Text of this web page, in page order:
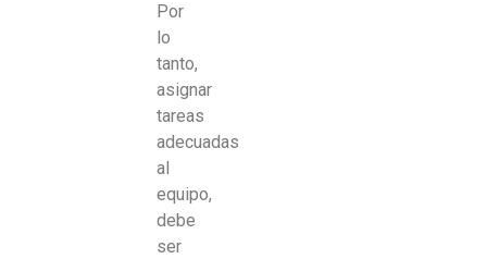
Por
lo
tanto,
asignar
tareas
adecuadas
al
equipo,
debe
ser